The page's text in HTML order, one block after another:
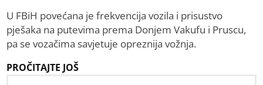
U FBiH povećana je frekvencija vozila i prisustvo
pješaka na putevima prema Donjem Vakufu i Pruscu,
pa se vozačima savjetuje opreznija vožnja.
PROČITAJTE JOŠ